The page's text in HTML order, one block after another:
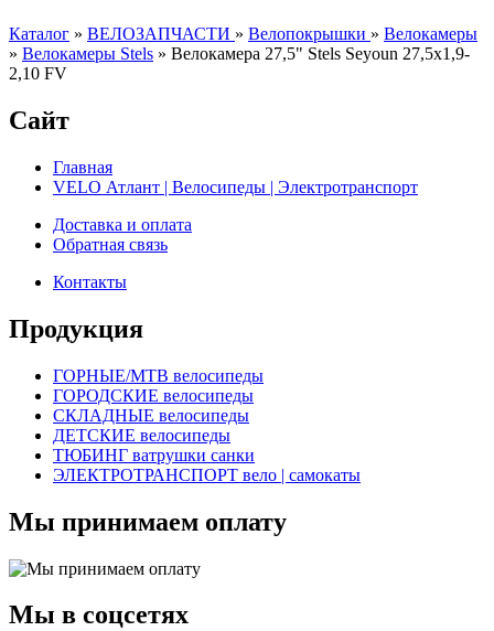
Каталог » ВЕЛОЗАПЧАСТИ » Велопокрышки » Велокамеры
» Велокамеры Stels » Велокамера 27,5" Stels Seyoun 27,5х1,9-
2,10 FV
Сайт
Главная
VELO Атлант | Велосипеды | Электротранспорт
Доставка и оплата
Обратная связь
Контакты
Продукция
ГОРНЫЕ/MTB велосипеды
ГОРОДСКИЕ велосипеды
СКЛАДНЫЕ велосипеды
ДЕТСКИЕ велосипеды
ТЮБИНГ ватрушки санки
ЭЛЕКТРОТРАНСПОРТ вело | самокаты
Мы принимаем оплату
Мы в соцсетях